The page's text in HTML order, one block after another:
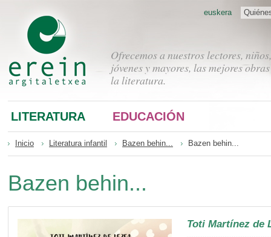
Ofrecemos a nuestros lectores, niños,
jóvenes y mayores, las mejores
la literatura.
euskera
LITERATURA EDUCACIÓN
Inicio Literatura infantil Bazen behin... Bazen behin...
Bazen behin...
Toti Martínez de